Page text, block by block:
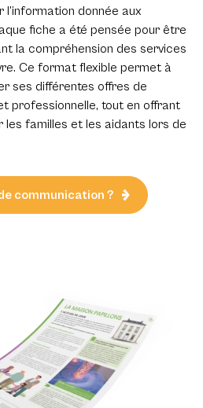
donnée aux
fiche a été pensée pour être
la compréhension des services
Ce format flexible permet à
ses différentes offres de
professionnelle, tout en offrant
les familles et les aidants lors de
communication ?